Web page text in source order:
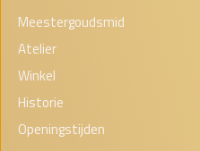
Meestergoudsmid
Atelier
Winkel
Historie
Openingstijden